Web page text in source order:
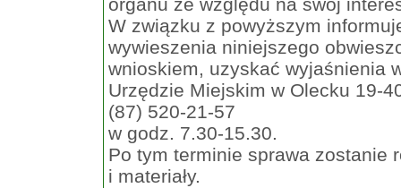
organu ze względu na swój
W związku z powyższym
wywieszenia niniejszego
wnioskiem, uzyskać wyjaśnienia
Urzędzie Miejskim w Olecku 19-
(87) 520-21-57
w godz. 7.30-15.30.
Po tym terminie sprawa zostanie
i materiały.